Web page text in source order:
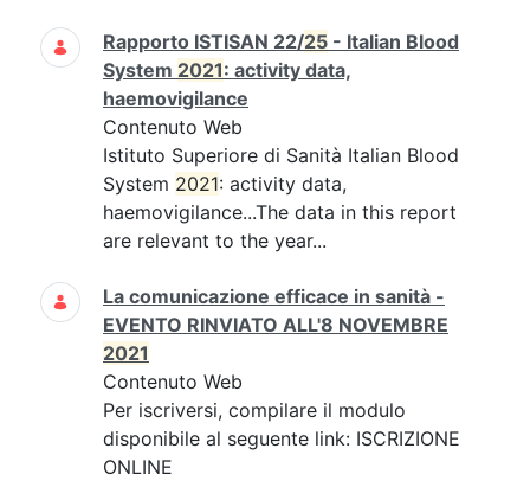
Rapporto ISTISAN 22/25 - Italian Blood
System 2021: activity data,
haemovigilance
Contenuto Web
Istituto Superiore di Sanità Italian Blood
System 2021: activity data,
haemovigilance...The data in this report
are relevant to the year...
La comunicazione efficace in sanità -
EVENTO RINVIATO ALL'8 NOVEMBRE
2021
Contenuto Web
Per iscriversi, compilare il modulo
disponibile al seguente link: ISCRIZIONE
ONLINE